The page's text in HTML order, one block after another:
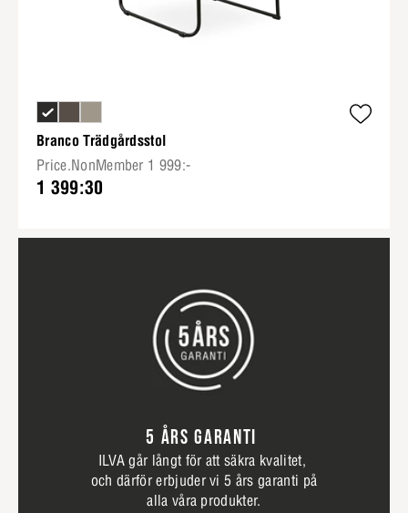
Branco Trädgårdsstol
Price.NonMember 1 999:-
1 399:30
5 ÅRS GARANTI
ILVA går långt för att säkra kvalitet,
och därför erbjuder vi 5 års garanti på
alla våra produkter.